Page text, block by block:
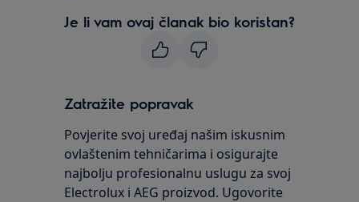
Je li vam ovaj članak bio koristan?
Zatražite popravak
Povjerite svoj uređaj našim iskusnim
ovlaštenim tehničarima i osigurajte
najbolju profesionalnu uslugu za svoj
Electrolux i AEG proizvod. Ugovorite